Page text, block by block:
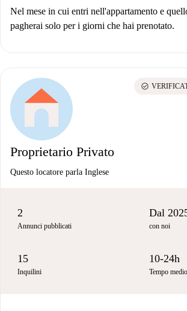
Nel mese in cui entri nell'appartamento e
pagherai solo per i giorni che hai prenotato.
Proprietario Privato
Questo locatore parla Inglese
check_circle
2
Annunci pubblicati
Dal
con noi
15
Inquilini
10-24h
Tempo